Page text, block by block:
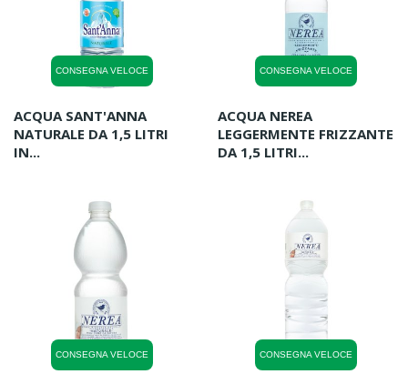
CONSEGNA VELOCE
ACQUA SANT'ANNA
NATURALE DA 1,5 LITRI
IN...
CONSEGNA VELOCE
ACQUA NEREA
LEGGERMENTE FRIZZANTE
DA 1,5 LITRI...
CONSEGNA VELOCE CONSEGNA VELOCE